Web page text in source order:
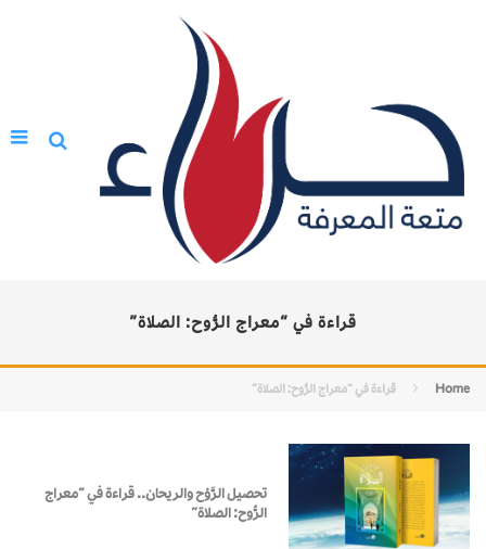
قراءة في “معراج الرُّوح: الصلاة”
Home قراءة في “معراج الرُّوح: الصلاة”
تحصيل الرَّوْح والريحان.. قراءة في “معراج
الرُّوح: الصلاة”